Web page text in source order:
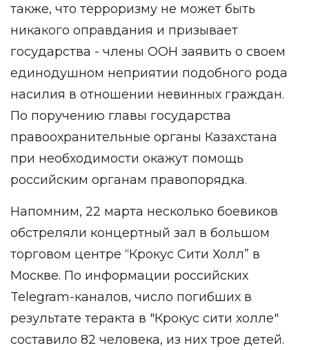
также, что терроризму не может быть
никакого оправдания и призывает
государства - члены ООН заявить о своем
единодушном неприятии подобного рода
насилия в отношении невинных граждан.
По поручению главы государства
правоохранительные органы Казахстана
при необходимости окажут помощь
российским органам правопорядка.
Напомним, 22 марта несколько боевиков
обстреляли концертный зал в большом
торговом центре “Крокус Сити Холл” в
Москве. По информации российских
Telegram-каналов, число погибших в
результате теракта в "Крокус сити холле"
составило 82 человека, из них трое детей.